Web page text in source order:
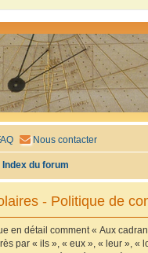
Nous contacter
Index du forum
- Politique de
en détail comment « Aux
par « ils », « eux », « leur », «